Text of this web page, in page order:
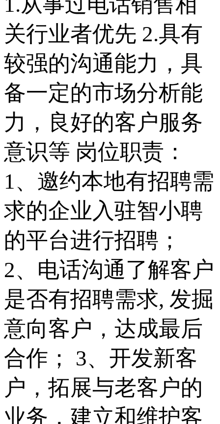
关行业者优先 2.具有
较强的沟通能力，具
备一定的市场分析能
力，良好的客户服务
意识等 岗位职责：
1、邀约本地有招聘需
求的企业入驻智小聘
的平台进行招聘；
2、电话沟通了解客户
是否有招聘需求, 发掘
意向客户，达成最后
合作； 3、开发新客
户，拓展与老客户的
业务，建立和维护客